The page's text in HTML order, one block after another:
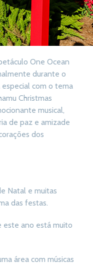
One Ocean
durante o
com o tema
Christmas
musical,
de paz e amizade
dos
Natal e muitas
das festas.
este ano está muito
área com músicas